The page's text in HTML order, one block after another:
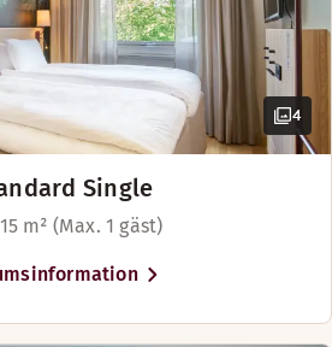
4
Single
m² (Max. 1 gäst)
mot kostnad
- fri
(entréavgift, åldersgräns 16+